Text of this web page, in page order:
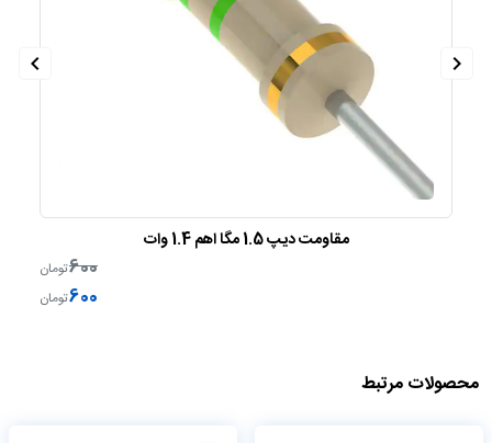
مقاومت دیپ 1.5 مگا اهم 1.4 وات
600تومان
600تومان
محصولات مرتبط